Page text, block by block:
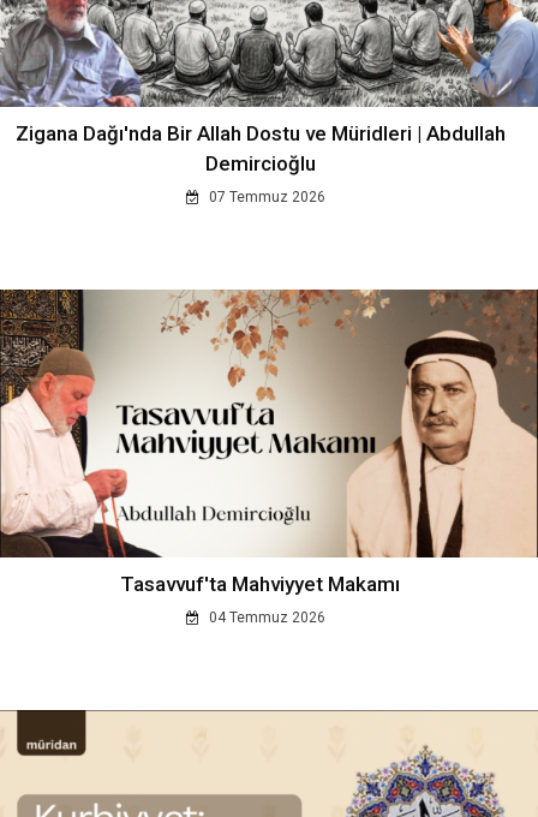
Zigana Dağı'nda Bir Allah Dostu ve Müridleri | Abdullah
Demircioğlu
07 Temmuz 2026
Tasavvuf'ta Mahviyyet Makamı
04 Temmuz 2026